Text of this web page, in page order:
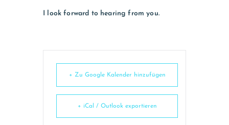
I look forward to hearing from you.
+ Zu Google Kalender hinzufügen
+ iCal / Outlook exportieren